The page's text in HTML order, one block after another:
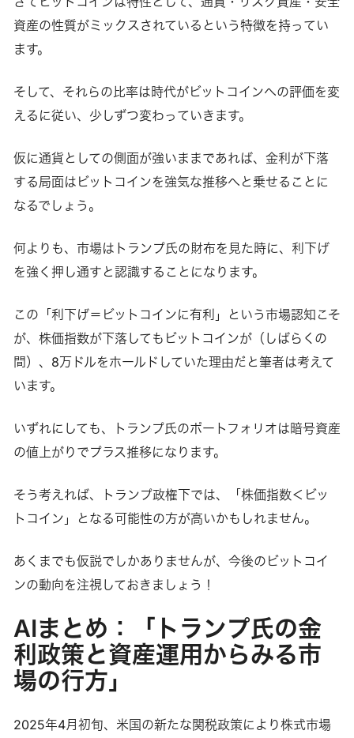
資産の性質がミックスされているという特徴を持ってい
ます。
そして、それらの比率は時代がビットコインへの評価を変
えるに従い、少しずつ変わっていきます。
仮に通貨としての側面が強いままであれば、金利が下落
する局面はビットコインを強気な推移へと乗せることに
なるでしょう。
何よりも、市場はトランプ氏の財布を見た時に、利下げ
を強く押し通すと認識することになります。
この「利下げ＝ビットコインに有利」という市場認知こそ
が、株価指数が下落してもビットコインが（しばらくの
間）、8万ドルをホールドしていた理由だと筆者は考えて
います。
いずれにしても、トランプ氏のポートフォリオは暗号資産
の値上がりでプラス推移になります。
そう考えれば、トランプ政権下では、「株価指数＜ビッ
トコイン」となる可能性の方が高いかもしれません。
あくまでも仮説でしかありませんが、今後のビットコイ
ンの動向を注視しておきましょう！
AIまとめ：「トランプ氏の金
利政策と資産運用からみる市
場の行方」
2025年4月初旬、米国の新たな関税政策により株式市場